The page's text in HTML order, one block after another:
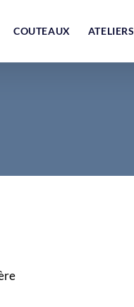
COUTEAUX ATELIERS